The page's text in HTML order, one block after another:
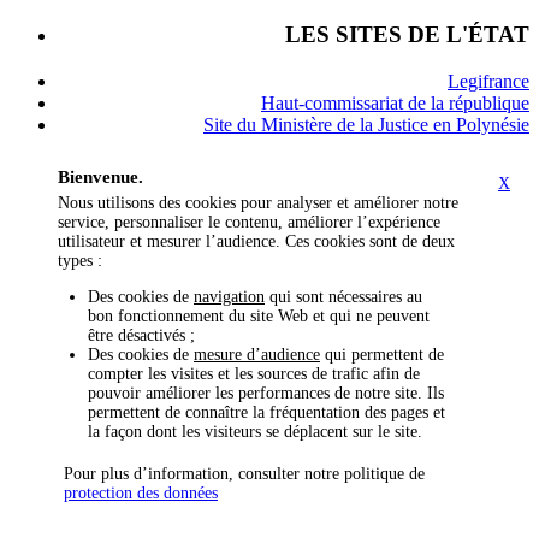
LES SITES DE L'ÉTAT
Legifrance
Haut-commissariat de la république
Site du Ministère de la Justice en Polynésie
X
Bienvenue.
Nous utilisons des cookies pour analyser et améliorer notre
service, personnaliser le contenu, améliorer l’expérience
utilisateur et mesurer l’audience. Ces cookies sont de deux
types :
Des cookies de navigation qui sont nécessaires au
bon fonctionnement du site Web et qui ne peuvent
être désactivés ;
Des cookies de mesure d’audience qui permettent de
compter les visites et les sources de trafic afin de
pouvoir améliorer les performances de notre site. Ils
permettent de connaître la fréquentation des pages et
la façon dont les visiteurs se déplacent sur le site.
Pour plus d’information, consulter notre politique de
protection des données